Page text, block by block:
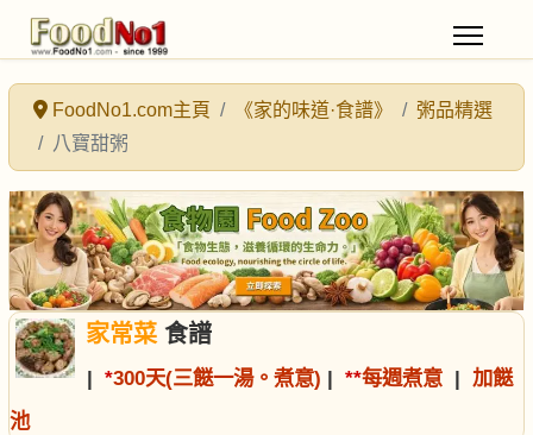
FoodNo1.com主頁 《家的味道·食譜》
粥品精選
八寶甜粥
家常菜食譜
| *300天(三餸一湯。煮意) | **每週煮意 | 加餸
池